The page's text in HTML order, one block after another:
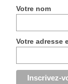
Votre nom
Votre adresse